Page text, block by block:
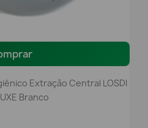
Extração Central LOSDI
Branco